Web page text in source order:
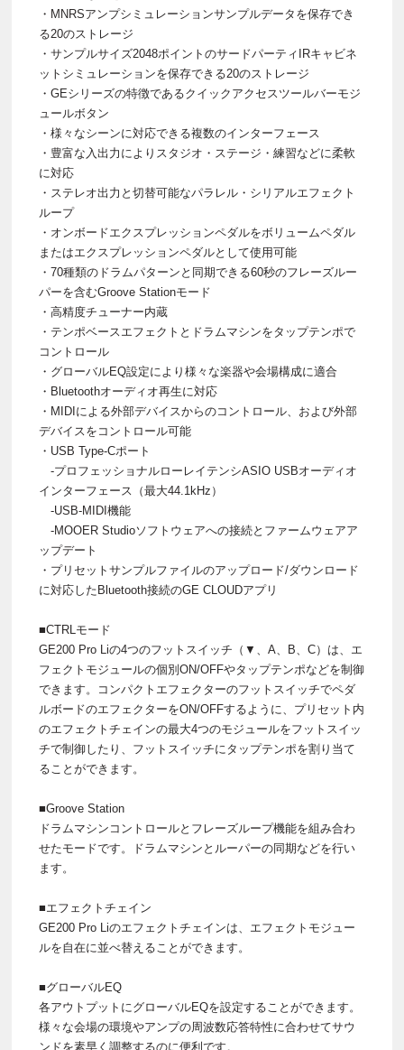
・MNRSアンプシミュレーションサンプルデータを保存でき
る20のストレージ
・サンプルサイズ2048ポイントのサードパーティIRキャビネ
ットシミュレーションを保存できる20のストレージ
・GEシリーズの特徴であるクイックアクセスツールバーモジ
ュールボタン
・様々なシーンに対応できる複数のインターフェース
・豊富な入出力によりスタジオ・ステージ・練習などに柔軟
に対応
・ステレオ出力と切替可能なパラレル・シリアルエフェクト
ループ
・オンボードエクスプレッションペダルをボリュームペダル
またはエクスプレッションペダルとして使用可能
・70種類のドラムパターンと同期できる60秒のフレーズルー
パーを含むGroove Stationモード
・高精度チューナー内蔵
・テンポベースエフェクトとドラムマシンをタップテンポで
コントロール
・グローバルEQ設定により様々な楽器や会場構成に適合
・Bluetoothオーディオ再生に対応
・MIDIによる外部デバイスからのコントロール、および外部
デバイスをコントロール可能
・USB Type-Cポート
-プロフェッショナルローレイテンシASIO USBオーディオ
インターフェース（最大44.1kHz）
-USB-MIDI機能
-MOOER Studioソフトウェアへの接続とファームウェアア
ップデート
・プリセットサンプルファイルのアップロード/ダウンロード
に対応したBluetooth接続のGE CLOUDアプリ
■CTRLモード
GE200 Pro Liの4つのフットスイッチ（▼、A、B、C）は、エ
フェクトモジュールの個別ON/OFFやタップテンポなどを制御
できます。コンパクトエフェクターのフットスイッチでペダ
ルボードのエフェクターをON/OFFするように、プリセット内
のエフェクトチェインの最大4つのモジュールをフットスイッ
チで制御したり、フットスイッチにタップテンポを割り当て
ることができます。
■Groove Station
ドラムマシンコントロールとフレーズループ機能を組み合わ
せたモードです。ドラムマシンとルーパーの同期などを行い
ます。
■エフェクトチェイン
GE200 Pro Liのエフェクトチェインは、エフェクトモジュー
ルを自在に並べ替えることができます。
■グローバルEQ
各アウトプットにグローバルEQを設定することができます。
様々な会場の環境やアンプの周波数応答特性に合わせてサウ
ンドを素早く調整するのに便利です。